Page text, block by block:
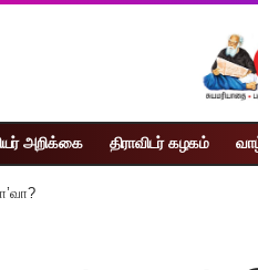
அறிக்கை திராவிடர் கழகம்